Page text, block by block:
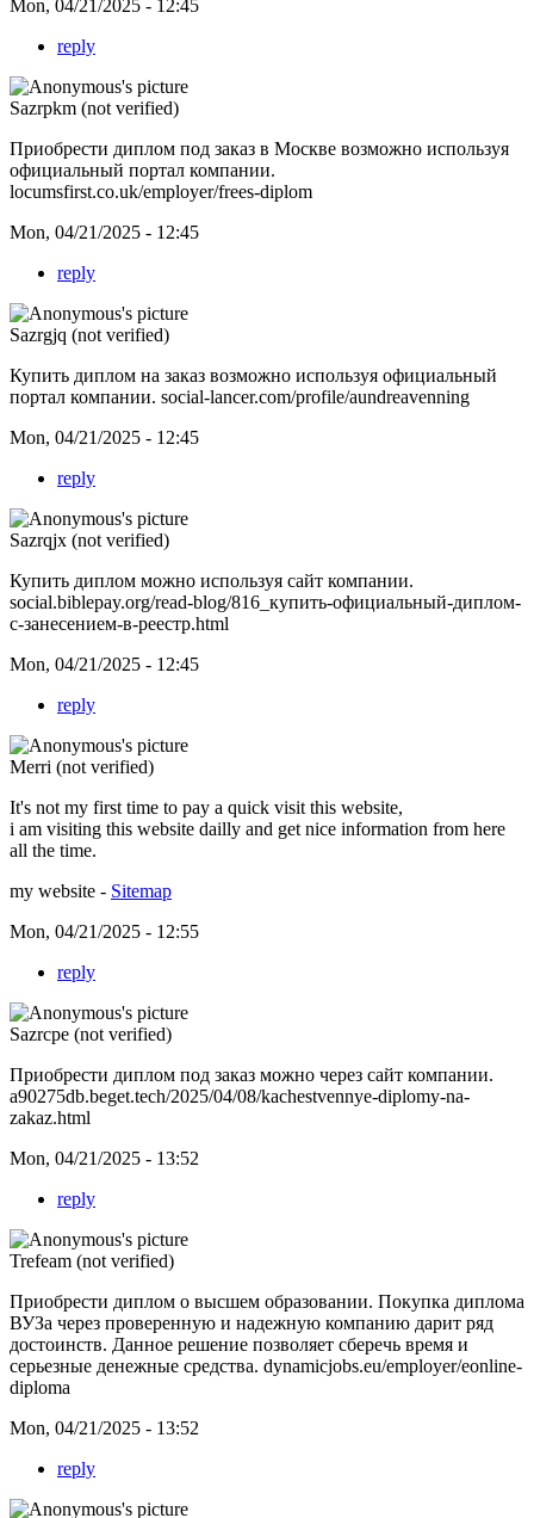
Mon, 04/21/2025 - 12:45
reply
Sazrpkm (not verified)
Приобрести диплом под заказ в Москве возможно используя
официальный портал компании.
locumsfirst.co.uk/employer/frees-diplom
Mon, 04/21/2025 - 12:45
reply
Sazrgjq (not verified)
Купить диплом на заказ возможно используя официальный
портал компании. social-lancer.com/profile/aundreavenning
Mon, 04/21/2025 - 12:45
reply
Sazrqjx (not verified)
Купить диплом можно используя сайт компании.
social.biblepay.org/read-blog/816_купить-официальный-диплом-
с-занесением-в-реестр.html
Mon, 04/21/2025 - 12:45
reply
Merri (not verified)
It's not my first time to pay a quick visit this website,
i am visiting this website dailly and get nice information from here
all the time.
my website - Sitemap
Mon, 04/21/2025 - 12:55
reply
Sazrcpe (not verified)
Приобрести диплом под заказ можно через сайт компании.
a90275db.beget.tech/2025/04/08/kachestvennye-diplomy-na-
zakaz.html
Mon, 04/21/2025 - 13:52
reply
Trefeam (not verified)
Приобрести диплом о высшем образовании. Покупка диплома
ВУЗа через проверенную и надежную компанию дарит ряд
достоинств. Данное решение позволяет сберечь время и
серьезные денежные средства. dynamicjobs.eu/employer/eonline-
diploma
Mon, 04/21/2025 - 13:52
reply